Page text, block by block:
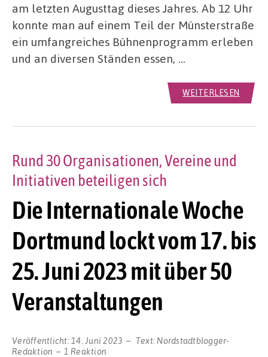
am letzten Augusttag dieses Jahres. Ab 12 Uhr
konnte man auf einem Teil der Münsterstraße
ein umfangreiches Bühnenprogramm erleben
und an diversen Ständen essen, …
WEITERLESEN
Die Internationale Woche
Dortmund lockt vom 17. bis
25. Juni 2023 mit über 50
Veranstaltungen
Rund 30 Organisationen, Vereine und
Initiativen beteiligen sich
Veröffentlicht: 14. Juni 2023 Text: Nordstadtblogger-
Redaktion
1 Reaktion